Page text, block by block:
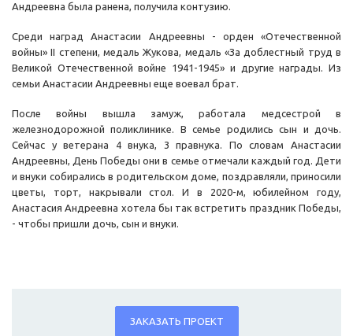
Андреевна была ранена, получила контузию.
Среди наград Анастасии Андреевны - орден «Отечественной
войны» II степени, медаль Жукова, медаль «За доблестный труд в
Великой Отечественной войне 1941-1945» и другие награды. Из
семьи Анастасии Андреевны еще воевал брат.
После войны вышла замуж, работала медсестрой в
железнодорожной поликлинике. В семье родились сын и дочь.
Сейчас у ветерана 4 внука, 3 правнука. По словам Анастасии
Андреевны, День Победы они в семье отмечали каждый год. Дети
и внуки собирались в родительском доме, поздравляли, приносили
цветы, торт, накрывали стол. И в 2020-м, юбилейном году,
Анастасия Андреевна хотела бы так встретить праздник Победы,
- чтобы пришли дочь, сын и внуки.
ЗАКАЗАТЬ ПРОЕКТ